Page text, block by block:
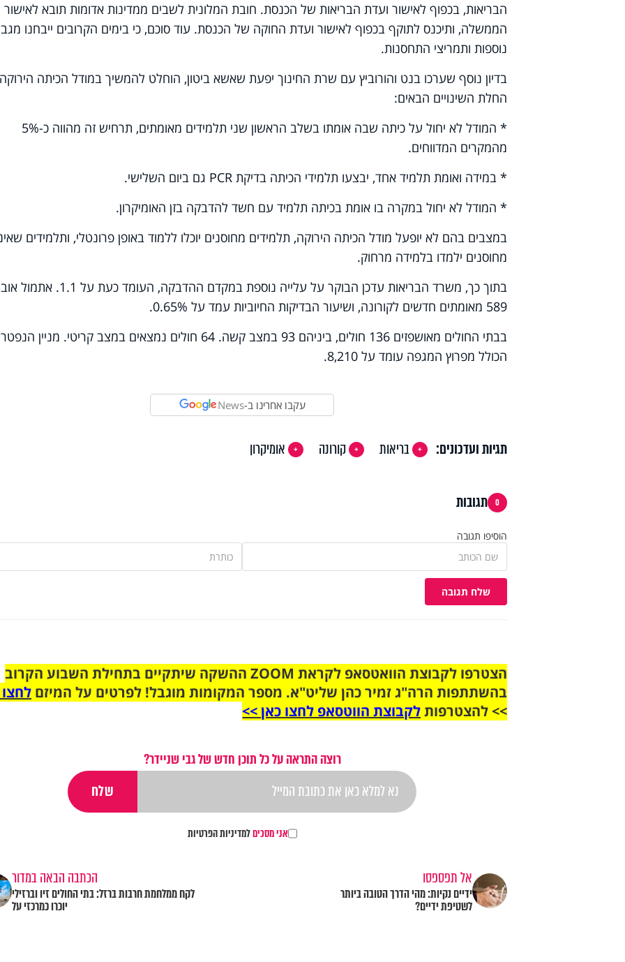
הבריאות, בכפוף לאישור ועדת הבריאות של הכנסת. חובת המלונית לשבים ממדינות אדומות תובא לאישור
הממשלה, ותיכנס לתוקף בכפוף לאישור ועדת החוקה של הכנסת. עוד סוכם, כי בימים הקרובים ייבחנו
נוספות ותמריצי התחסנות.
בדיון נוסף שערכו בנט והורוביץ עם שרת החינוך יפעת שאשא ביטון, הוחלט להמשיך במודל הכיתה
החלת השינויים הבאים:
* המודל לא יחול על כיתה שבה אומתו בשלב הראשון שני תלמידים מאומתים, תרחיש זה מהווה כ-5%
מהמקרים המדווחים.
* במידה ואומת תלמיד אחד, יבצעו תלמידי הכיתה בדיקת PCR גם ביום השלישי.
* המודל לא יחול במקרה בו אומת בכיתה תלמיד עם חשד להדבקה בזן האומיקרון.
במצבים בהם לא יופעל מודל הכיתה הירוקה, תלמידים מחוסנים יוכלו ללמוד באופן פרונטלי, ותלמידים
מחוסנים ילמדו בלמידה מרחוק.
בתוך כך, משרד הבריאות עדכן הבוקר על עלייה נוספת במקדם ההדבקה, העומד
589 מאומתים חדשים לקורונה, ושיעור הבדיקות החיוביות עמד על 0.65%.
בבתי החולים מאושפזים 136 חולים, ביניהם 93 במצב קשה. 64 חולים נמצאים במצב קריטי. מניין
הכולל מפרוץ המגפה עומד על 8,210.
עקבו אחרינו ב-News
תגיות ועדכונים: בריאות קורונה אומיקרון
0 תגובות
הוסיפו תגובה
שלח תגובה
הצטרפו לקבוצת הוואטסאפ לקראת ZOOM ההשקה שיתקיים בתחילת השבוע הקרוב
בהשתתפות הרה"ג זמיר כהן שליט"א. מספר המקומות מוגבל! לפרטים על המיזם
>> להצטרפותלקבוצת הווטסאפ לחצו כאן >>
רוצה התראה על כל תוכן חדש של גבי שניידר?
אני מסכיםלמדיניות הפרטיות
אל תפספסו
ידיים נקיות: מהי הדרך הטובה ביותר
לשטיפת ידיים?
הכתבה הבאה במדור
לקח ממלחמת חרבות ברזל: בתי החולים זיו וברזילי
יוכרו כמרכזי על